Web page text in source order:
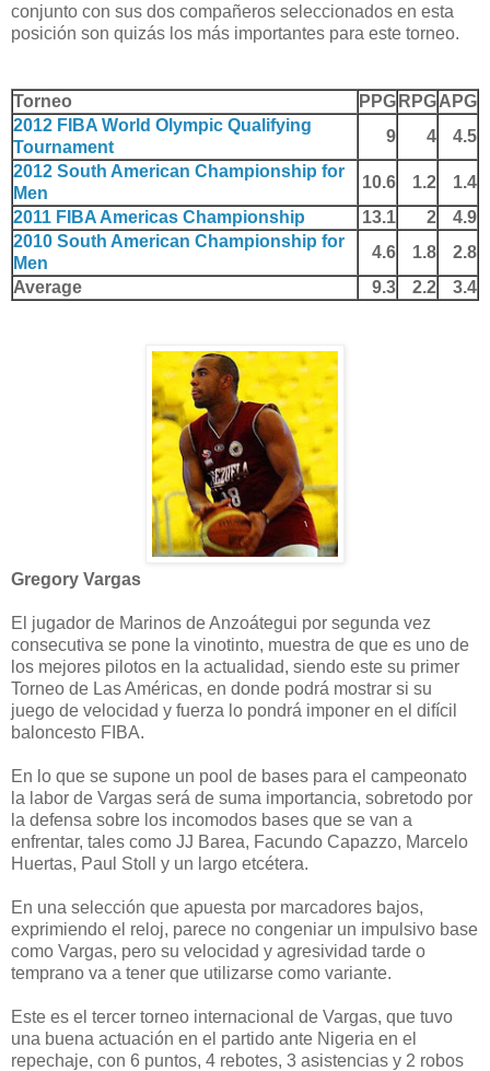
conjunto con sus dos compañeros seleccionados en esta
posición son quizás los más importantes para este torneo.
Torneo PPG RPGAPG
2012 FIBA World Olympic Qualifying
Tournament
9 4
4.5
2012 South American Championship for
Men
10.6 1.2
1.4
2011 FIBA Americas Championship
13.1 2
4.9
2010 South American Championship for
Men
4.6 1.8
2.8
Average
9.3 2.2 3.4
Gregory Vargas
El jugador de Marinos de Anzoátegui por segunda vez
consecutiva se pone la vinotinto, muestra de que es uno de
los mejores pilotos en la actualidad, siendo este su primer
Torneo de Las Américas, en donde podrá mostrar si su
juego de velocidad y fuerza lo pondrá imponer en el difícil
baloncesto FIBA.
En lo que se supone un pool de bases para el campeonato
la labor de Vargas será de suma importancia, sobretodo por
la defensa sobre los incomodos bases que se van a
enfrentar, tales como JJ Barea, Facundo Capazzo, Marcelo
Huertas, Paul Stoll y un largo etcétera.
En una selección que apuesta por marcadores bajos,
exprimiendo el reloj, parece no congeniar un impulsivo base
como Vargas, pero su velocidad y agresividad tarde o
temprano va a tener que utilizarse como variante.
Este es el tercer torneo internacional de Vargas, que tuvo
una buena actuación en el partido ante Nigeria en el
repechaje, con 6 puntos, 4 rebotes, 3 asistencias y 2 robos